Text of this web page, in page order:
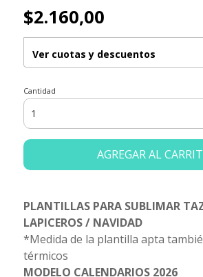
$2.160,00
Ver cuotas y descuentos
Cantidad
AGREGAR AL
PLANTILLAS PARA SUBLIMAR
LAPICEROS / NAVIDAD
*Medida de la plantilla apta
térmicos
MODELO CALENDARIOS 2026